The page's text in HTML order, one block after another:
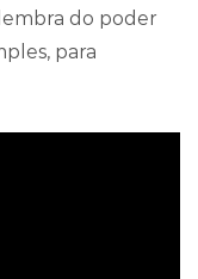
do poder
para